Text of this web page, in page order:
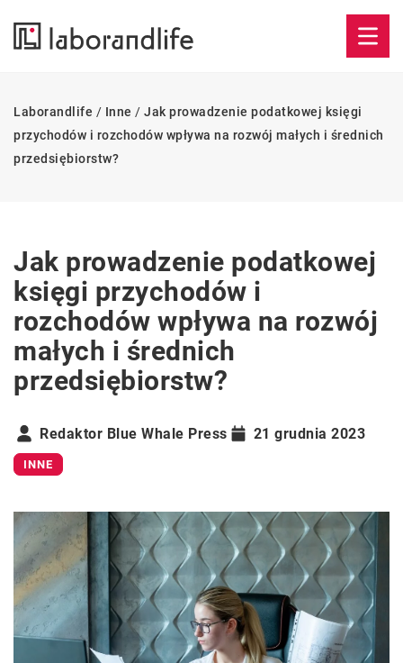
Laborandlife / Inne / Jak prowadzenie podatkowej księgi
przychodów i rozchodów wpływa na rozwój małych i średnich
przedsiębiorstw?
Jak prowadzenie podatkowej
księgi przychodów i
rozchodów wpływa na rozwój
małych i średnich
przedsiębiorstw?
Redaktor Blue Whale Press 21 grudnia 2023
INNE